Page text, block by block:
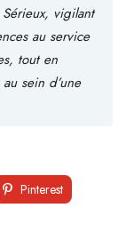
vigilant
au service
tout en
sein d’une
Pinterest